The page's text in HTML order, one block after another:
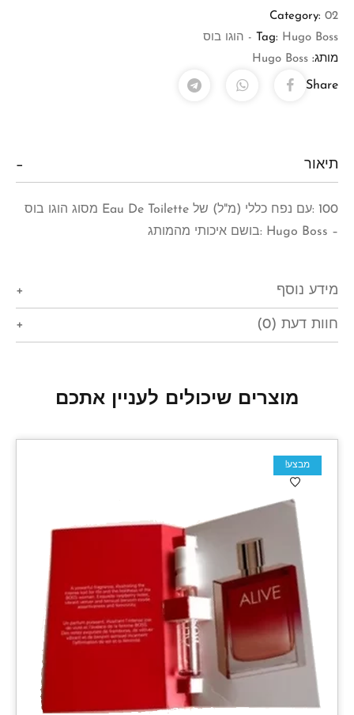
Category: 02
Tag: Hugo Boss - הוגו בוס
מותג: Hugo Boss
Share
תיאור
100 :עם נפח כללי (מ"ל) של Eau De Toilette מסוג הוגו בוס
– Hugo Boss :בושם איכותי מהמותג
מידע נוסף
חוות דעת (0)
מוצרים שיכולים לעניין אתכם
מבצע!